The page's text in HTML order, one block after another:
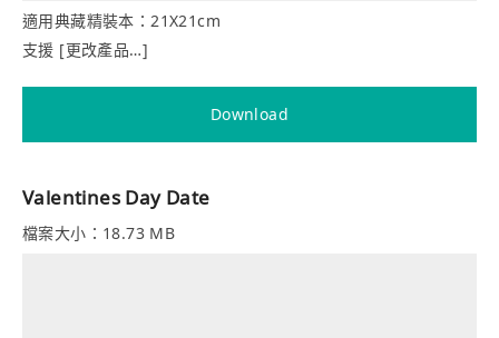
適用典藏精裝本：21X21cm
支援 [更改產品…]
Download
Valentines Day Date
檔案大小：18.73 MB